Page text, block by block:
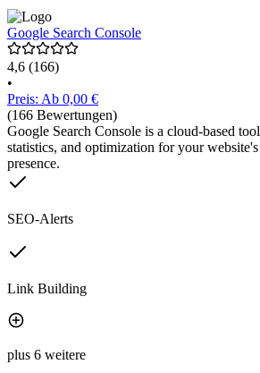
Google Search Console
4,6 (166)
•
Preis: Ab 0,00 €
(166 Bewertungen)
Google Search Console is a cloud-based
statistics, and optimization for your
presence.
SEO-Alerts
Link Building
plus 6 weitere